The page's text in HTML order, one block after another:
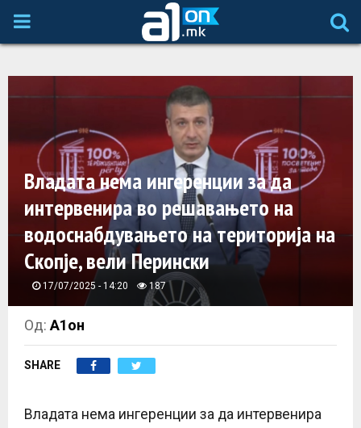
P
A
R
M
E
N
Владата нема ингеренции за да
интервенира во решавањето на
водоснабдувањето на територија на
Скопје, вели Перински
17/07/2025 - 14:20 187
Од:А1он
SHARE
Владата нема ингеренции за да интервенира